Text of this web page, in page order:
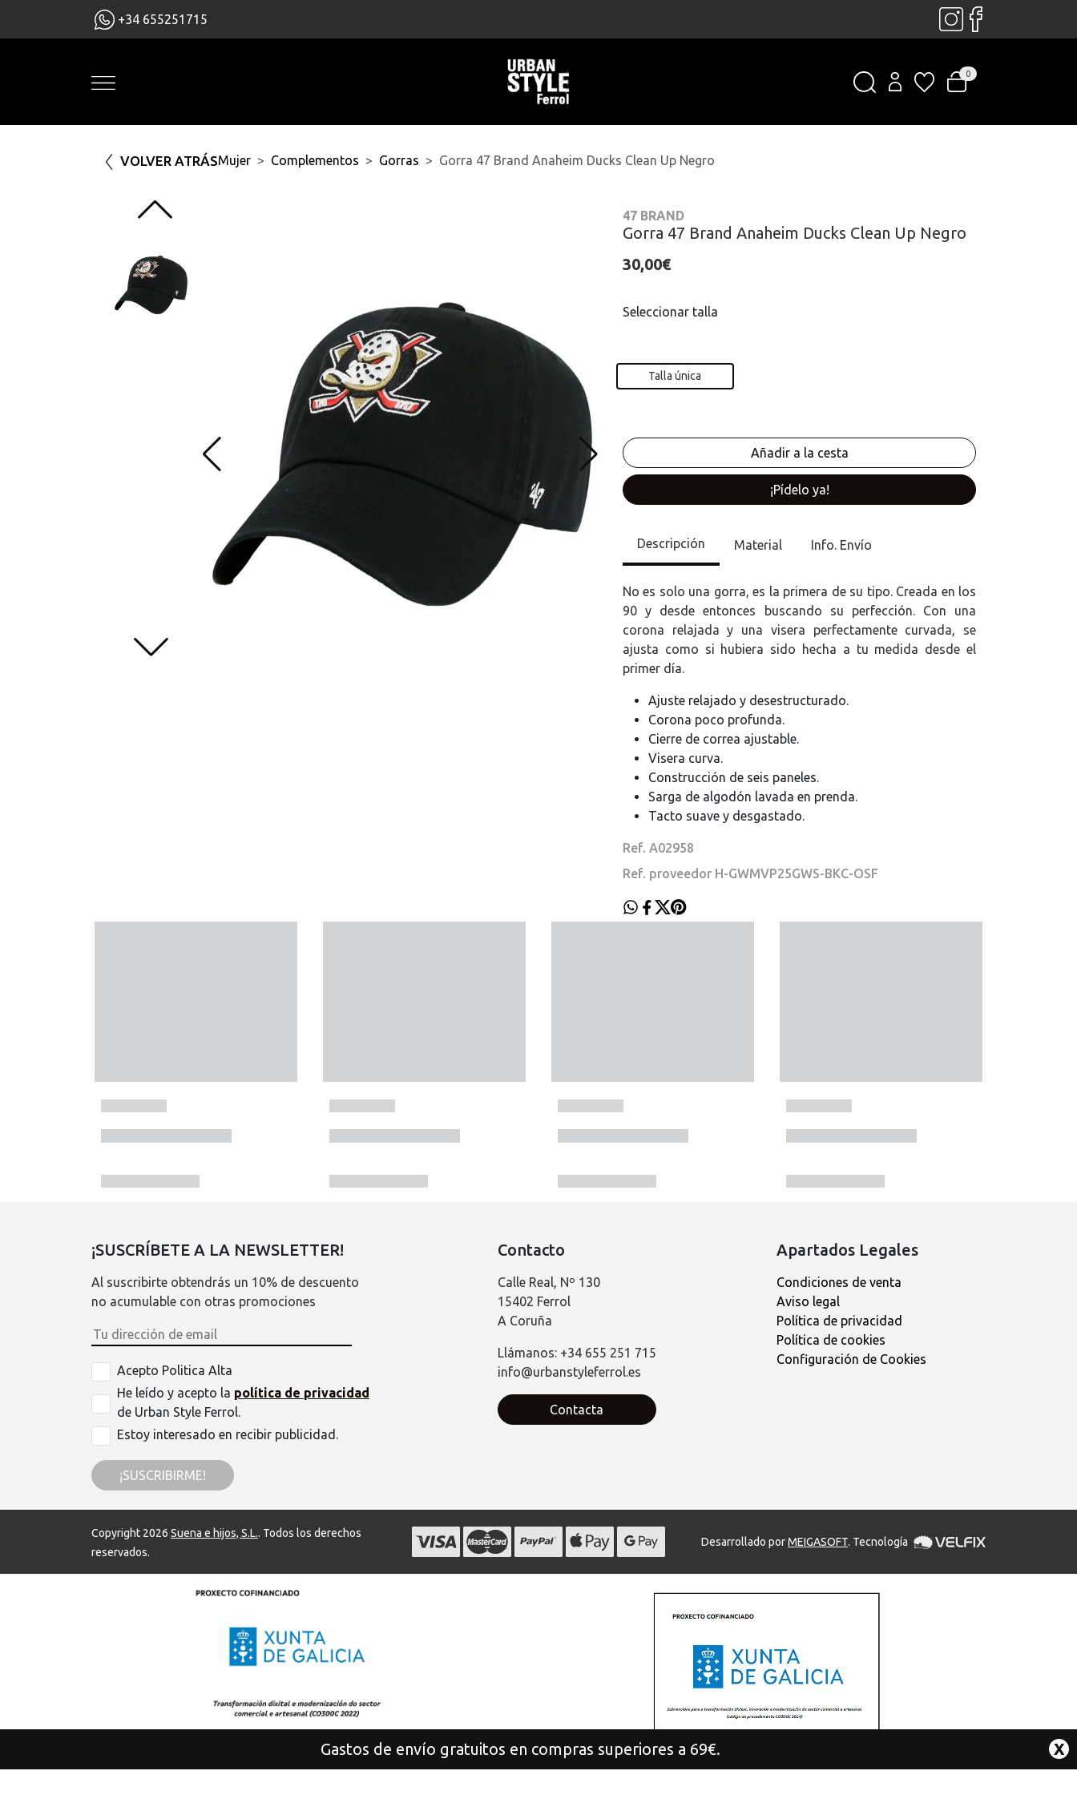
+34 655251715
0
VOLVER ATRÁSMujer Complementos Gorras Gorra 47 Brand Anaheim Ducks Clean Up Negro
47 BRAND
Gorra 47 Brand Anaheim Ducks Clean Up Negro
30,00€
Seleccionar talla
Talla única
¡Pídelo ya!
Descripción Material Info. Envío
No es solo una gorra, es la primera de su tipo. Creada en los
90 y desde entonces buscando su perfección. Con una
corona relajada y una visera perfectamente curvada, se
ajusta como si hubiera sido hecha a tu medida desde el
primer día.
Ajuste relajado y desestructurado.
Corona poco profunda.
Cierre de correa ajustable.
Visera curva.
Construcción de seis paneles.
Sarga de algodón lavada en prenda.
Tacto suave y desgastado.
Ref. A02958
Ref. proveedor H-GWMVP25GWS-BKC-OSF
¡SUSCRÍBETE A LA NEWSLETTER!
Al suscribirte obtendrás un 10% de descuento
no acumulable con otras promociones
Acepto Politica Alta
He leído y acepto la política de privacidad
de Urban Style Ferrol.
Estoy interesado en recibir publicidad.
¡SUSCRIBIRME!
Contacto
Calle Real, Nº 130
15402 Ferrol
A Coruña
Llámanos: +34 655 251 715
info@urbanstyleferrol.es
Contacta
Apartados Legales
Condiciones de venta
Aviso legal
Política de privacidad
Política de cookies
Configuración de Cookies
Copyright 2026 Suena e hijos, S.L.. Todos los derechos
reservados.
Desarrollado porMEIGASOFT. Tecnología
Gastos de envío gratuitos en compras superiores a 69€. X